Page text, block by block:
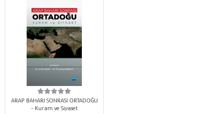
ARAP BAHARI SONRASI ORTADOĞU
- Kuram ve Siyaset